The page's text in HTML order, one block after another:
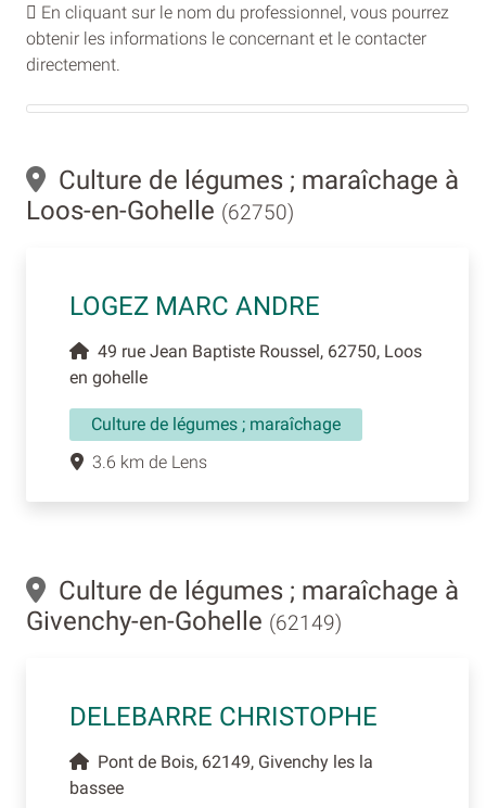
En cliquant sur le nom du professionnel, vous pourrez
obtenir les informations le concernant et le contacter
directement.
Culture de légumes ; maraîchage à
Loos-en-Gohelle (62750)
LOGEZ MARC ANDRE
49 rue Jean Baptiste Roussel, 62750, Loos
en gohelle
Culture de légumes ; maraîchage
3.6 km de Lens
Culture de légumes ; maraîchage à
Givenchy-en-Gohelle (62149)
DELEBARRE CHRISTOPHE
Pont de Bois, 62149, Givenchy les la
bassee